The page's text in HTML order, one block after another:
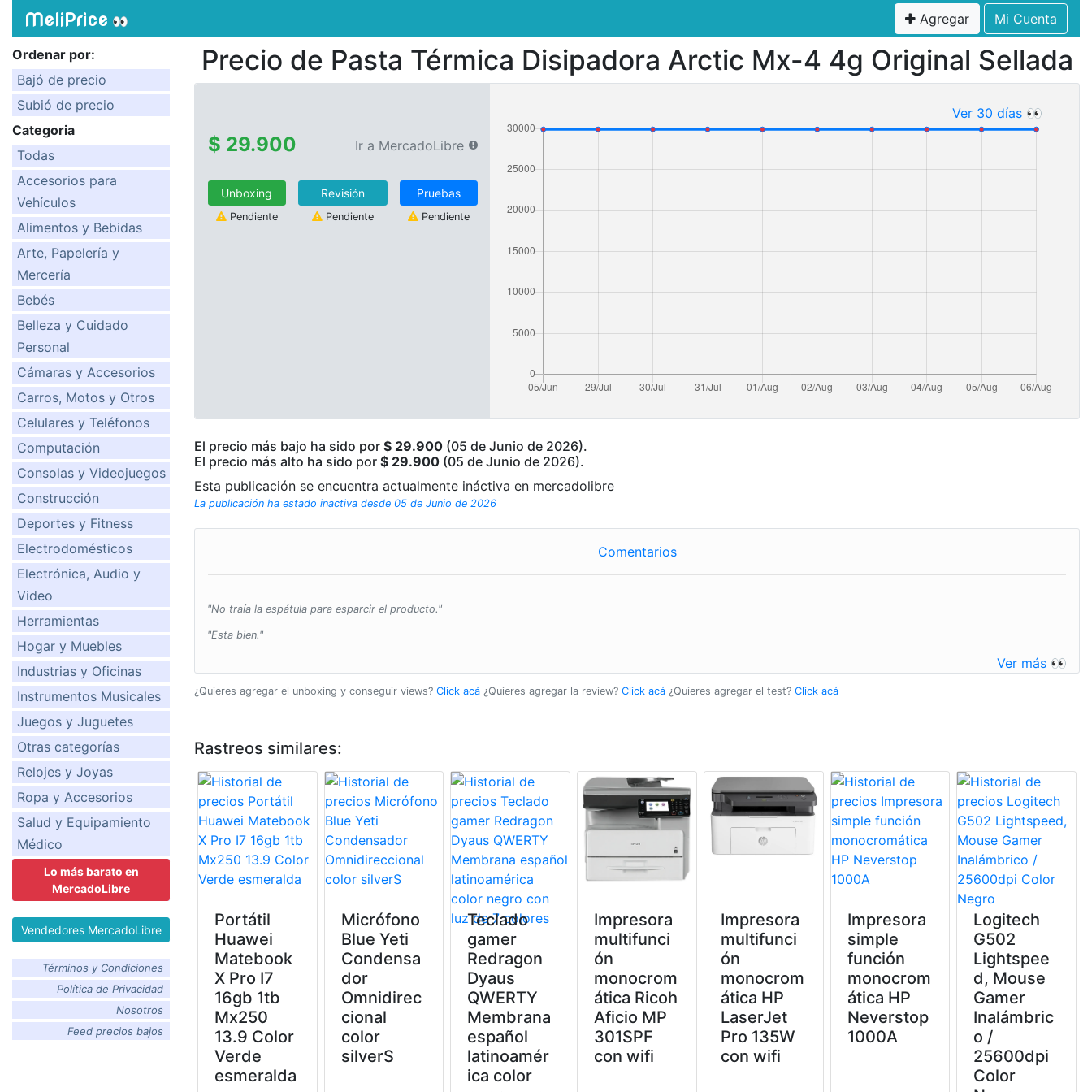
MeliPrice 👀 Agregar Mi Cuenta
Ordenar por:
Bajó de precio
Subió de precio
Categoria
Todas
Accesorios para
Vehículos
Alimentos y Bebidas
Arte, Papelería y
Mercería
Bebés
Belleza y Cuidado
Personal
Cámaras y Accesorios
Carros, Motos y Otros
Celulares y Teléfonos
Computación
Consolas y Videojuegos
Construcción
Deportes y Fitness
Electrodomésticos
Electrónica, Audio y
Video
Herramientas
Hogar y Muebles
Industrias y Oficinas
Instrumentos Musicales
Juegos y Juguetes
Otras categorías
Relojes y Joyas
Ropa y Accesorios
Salud y Equipamiento
Médico
Lo más barato en
MercadoLibre
Vendedores MercadoLibre
Términos y Condiciones
Política de Privacidad
Nosotros
Feed precios bajos
Precio de Pasta Térmica Disipadora Arctic Mx-4 4g Original Sellada
$ 29.900 Ir a MercadoLibre
Unboxing
Pendiente
Revisión
Pendiente
Pruebas
Pendiente
Ver 30 días 👀
El precio más bajo ha sido por $ 29.900 (05 de Junio de 2026).
El precio más alto ha sido por $ 29.900 (05 de Junio de 2026).
Esta publicación se encuentra actualmente ináctiva en mercadolibre
La publicación ha estado inactiva desde 05 de Junio de 2026
Comentarios
"No traía la espátula para esparcir el producto."
"Esta bien."
Ver más 👀
¿Quieres agregar el unboxing y conseguir views? Click acá ¿Quieres agregar la review? Click acá ¿Quieres agregar el test? Click acá
Rastreos similares:
Portátil
Huawei
Matebook
X Pro I7
16gb 1tb
Mx250
13.9 Color
Verde
esmeralda
Micrófono
Blue Yeti
Condensa
dor
Omnidirec
cional
color
silverS
Teclado
gamer
Redragon
Dyaus
QWERTY
Membrana
español
latinoamér
ica color
Impresora
multifunci
ón
monocrom
ática Ricoh
Aficio MP
301SPF
con wifi
Impresora
multifunci
ón
monocrom
ática HP
LaserJet
Pro 135W
con wifi
Impresora
simple
función
monocrom
ática HP
Neverstop
1000A
Logitech
G502
Lightspee
d, Mouse
Gamer
Inalámbric
o /
25600dpi
Color